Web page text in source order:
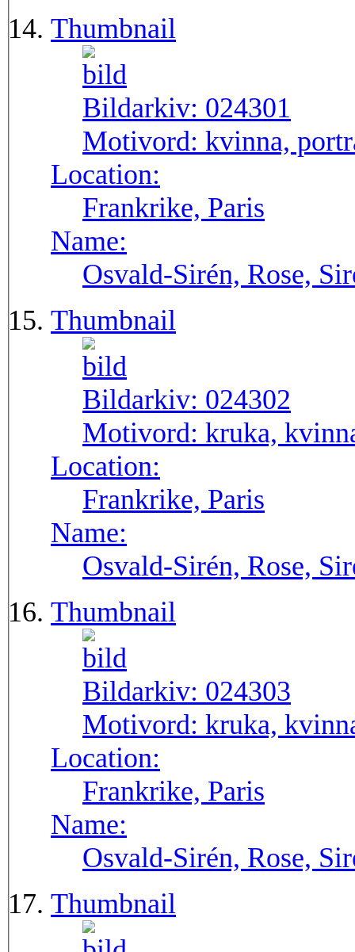
Thumbnail
Bildarkiv: 024301
Motivord: kvinna,
Location:
Frankrike, Paris
Name:
Osvald-Sirén, Rose,
Thumbnail
Bildarkiv: 024302
Motivord: kruka,
Location:
Frankrike, Paris
Name:
Osvald-Sirén, Rose,
Thumbnail
Bildarkiv: 024303
Motivord: kruka,
Location:
Frankrike, Paris
Name:
Osvald-Sirén, Rose,
Thumbnail